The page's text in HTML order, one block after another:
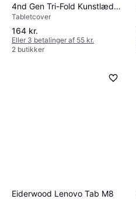
4nd Gen Tri-Fold Kunstlæder
Flip Cover
Tabletcover
164 kr.
Eller 3 betalinger af 55 kr.
2 butikker
Eiderwood Lenovo Tab M8